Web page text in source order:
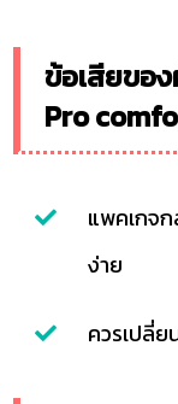
ข้อเสียขอ
Pro
แพคเกจ
ง่าย
ควรเปลี่